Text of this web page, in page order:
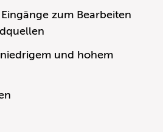
zum Bearbeiten
und hohem